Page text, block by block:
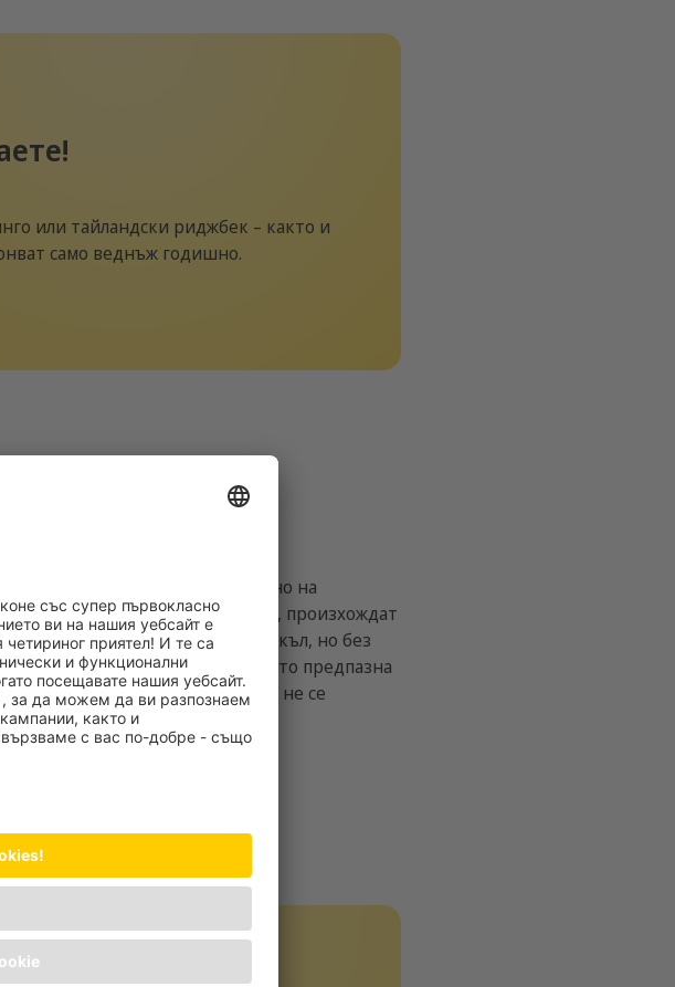
или тайландски риджбек – както и
само веднъж годишно.
това не се дължи непременно на
особено ако са по-големи, произхождат
животни имат нормален цикъл, но без
консултирате с ветеринар като предпазна
причини женското куче да не се